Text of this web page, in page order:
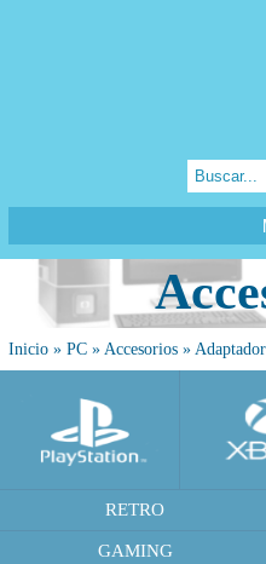
Inicio » PC » Accesorios »
RETRO
GAMING